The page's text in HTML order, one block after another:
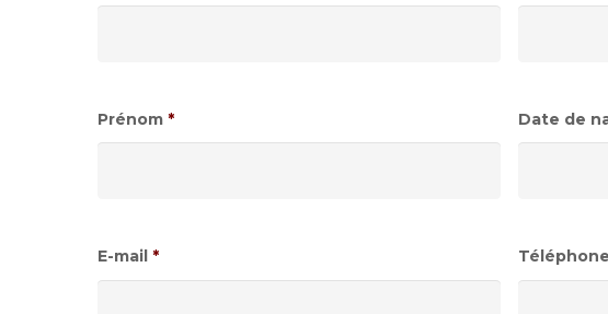
Prénom * Date de
E-mail * Téléphone